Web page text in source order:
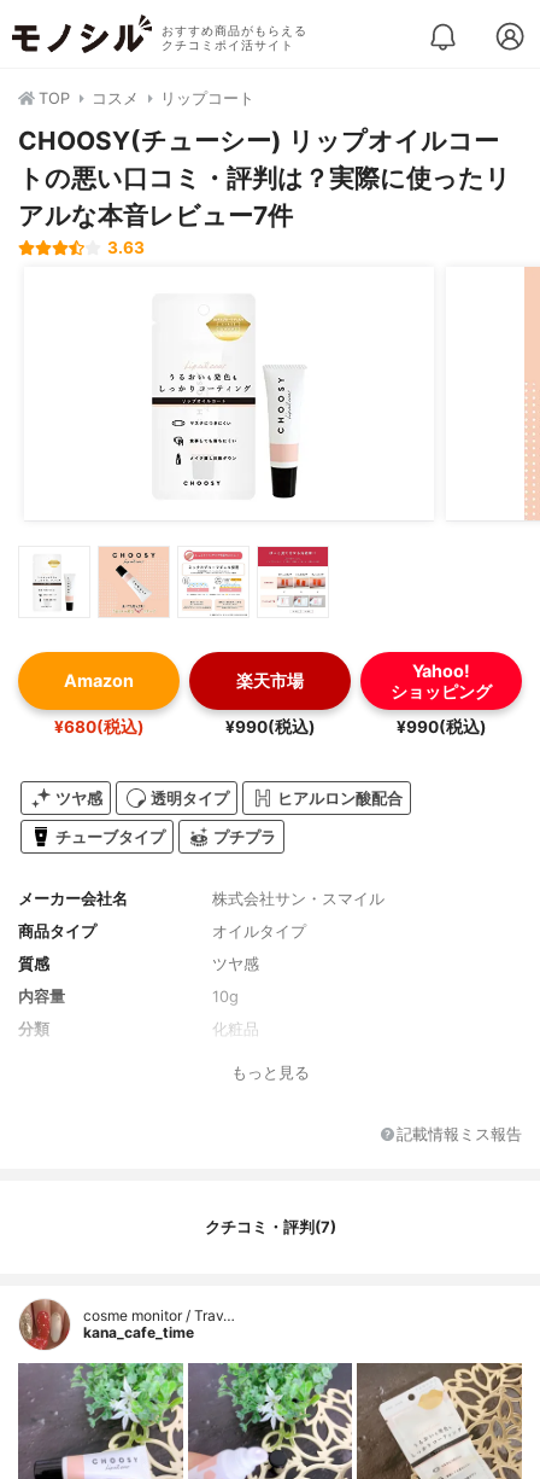
おすすめ商品がもらえる
クチコミポイ活サイト
TOP コスメ リップコート
CHOOSY(チューシー) リップオイルコー
トの悪い口コミ・評判は？実際に使ったリ
アルな本音レビュー7件
3.63
Amazon
¥680(税込)
楽天市場
¥990(税込)
Yahoo!
ショッピング
¥990(税込)
ツヤ感 透明タイプ ヒアルロン酸配合
チューブタイプ プチプラ
メーカー会社名
株式会社サン・スマイル
商品タイプ
オイルタイプ
質感
ツヤ感
内容量
10g
分類
化粧品
もっと見る
記載情報ミス報告
クチコミ・評判(7)
cosme monitor / Trav…
kana_cafe_time